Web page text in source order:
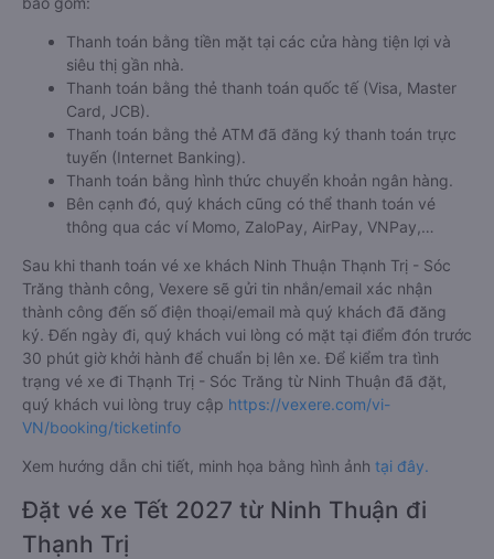
Thanh toán bằng tiền mặt tại các cửa hàng tiện lợi và
siêu thị gần nhà.
Thanh toán bằng thẻ thanh toán quốc tế (Visa, Master
Card, JCB).
Thanh toán bằng thẻ ATM đã đăng ký thanh toán trực
tuyến (Internet Banking).
Thanh toán bằng hình thức chuyển khoản ngân hàng.
Bên cạnh đó, quý khách cũng có thể thanh toán vé
thông qua các ví Momo, ZaloPay, AirPay, VNPay,…
Sau khi thanh toán vé xe khách Ninh Thuận Thạnh Trị - Sóc
Trăng thành công, Vexere sẽ gửi tin nhắn/email xác nhận
thành công đến số điện thoại/email mà quý khách đã đăng
ký. Đến ngày đi, quý khách vui lòng có mặt tại điểm đón trước
30 phút giờ khởi hành để chuẩn bị lên xe. Để kiểm tra tình
trạng vé xe đi Thạnh Trị - Sóc Trăng từ Ninh Thuận đã đặt,
quý khách vui lòng truy cập https://vexere.com/vi-
VN/booking/ticketinfo
Xem hướng dẫn chi tiết, minh họa bằng hình ảnh tại đây.
Đặt vé xe Tết 2027 từ Ninh Thuận đi
Thạnh Trị